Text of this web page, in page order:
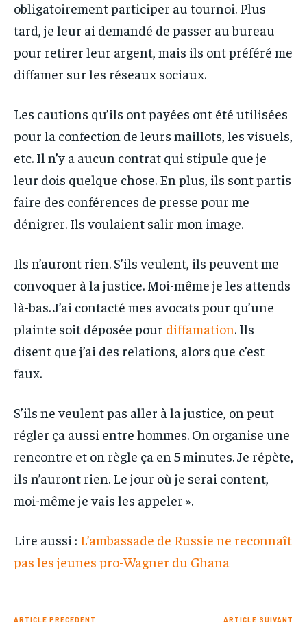
obligatoirement participer au tournoi. Plus
tard, je leur ai demandé de passer au bureau
pour retirer leur argent, mais ils ont préféré me
diffamer sur les réseaux sociaux.
Les cautions qu’ils ont payées ont été utilisées
pour la confection de leurs maillots, les visuels,
etc. Il n’y a aucun contrat qui stipule que je
leur dois quelque chose. En plus, ils sont partis
faire des conférences de presse pour me
dénigrer. Ils voulaient salir mon image.
Ils n’auront rien. S’ils veulent, ils peuvent me
convoquer à la justice. Moi-même je les attends
là-bas. J’ai contacté mes avocats pour qu’une
plainte soit déposée pour diffamation. Ils
disent que j’ai des relations, alors que c’est
faux.
S’ils ne veulent pas aller à la justice, on peut
régler ça aussi entre hommes. On organise une
rencontre et on règle ça en 5 minutes. Je répète,
ils n’auront rien. Le jour où je serai content,
moi-même je vais les appeler ».
Lire aussi : L’ambassade de Russie ne reconnaît
pas les jeunes pro-Wagner du Ghana
ARTICLE PRÉCÉDENT ARTICLE SUIVANT